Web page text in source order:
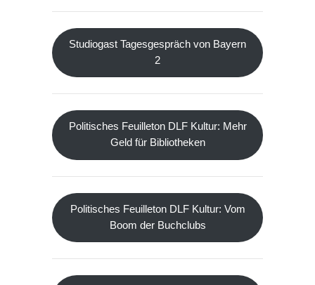
Studiogast Tagesgespräch von Bayern
2
Politisches Feuilleton DLF Kultur: Mehr
Geld für Bibliotheken
Politisches Feuilleton DLF Kultur: Vom
Boom der Buchclubs